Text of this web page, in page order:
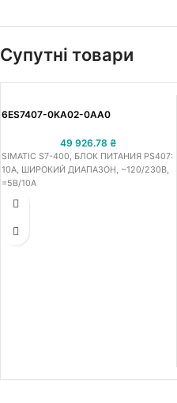
Супутні товари
6ES7407-0KA02-0AA0
49 926.78 ₴
SIMATIC S7-400, БЛОК ПИТАНИЯ PS407:
10A, ШИРОКИЙ ДИАПАЗОН, ~120/230В,
=5В/10A